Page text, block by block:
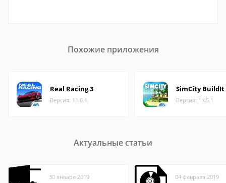
Похожие приложения
Real Racing 3
Версия: 11.0.1
SimCity BuildIt
Версия: 1.45.1
Актуальные статьи
30 января 2019 04 февраля 2019